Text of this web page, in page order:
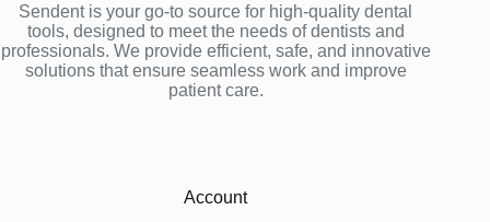
Sendent is your go-to source for high-quality dental
tools, designed to meet the needs of dentists and
professionals. We provide efficient, safe, and innovative
solutions that ensure seamless work and improve
patient care.
Account